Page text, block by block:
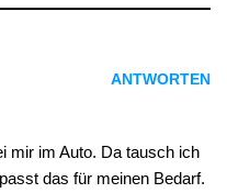
ANTWORTEN
mir im Auto. Da tausch ich
das für meinen Bedarf.